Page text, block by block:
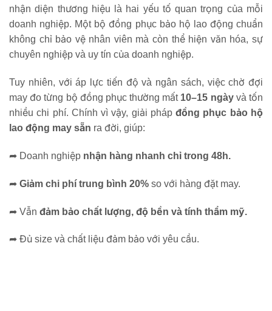
nhận diện thương hiệu là hai yếu tố quan trọng của mỗi
doanh nghiệp. Một bộ đồng phục bảo hộ lao động chuẩn
không chỉ bảo vệ nhân viên mà còn thể hiện văn hóa, sự
chuyên nghiệp và uy tín của doanh nghiệp.
Tuy nhiên, với áp lực tiến độ và ngân sách, việc chờ đợi
may đo từng bộ đồng phục thường mất 10–15 ngàyvà tốn
nhiều chi phí. Chính vì vậy, giải phápđồng phục bảo hộ
lao động may sẵn ra đời, giúp:
➦ Doanh nghiệp nhận hàng nhanh chỉ trong 48h.
➦ Giảm chi phí trung bình 20% so với hàng đặt may.
➦ Vẫn đảm bảo chất lượng, độ bền và tính thẩm mỹ.
➦ Đủ size và chất liệu đảm bảo với yêu cầu.